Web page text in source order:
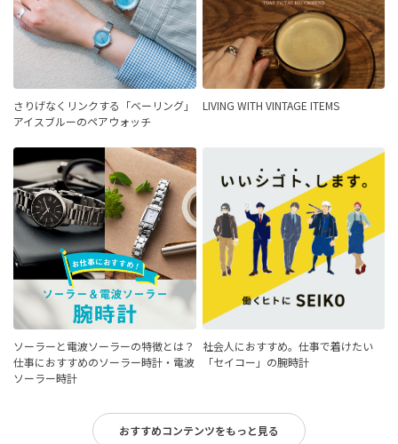
さりげなくリンクする「ベーリング」
アイスブルーのペアウォッチ
LIVING WITH VINTAGE ITEMS
ソーラーと電波ソーラーの特徴とは？
仕事におすすめのソーラー時計・電波
ソーラー時計
社会人におすすめ。仕事で着けたい
「セイコー」の腕時計
おすすめコンテンツをもっと見る